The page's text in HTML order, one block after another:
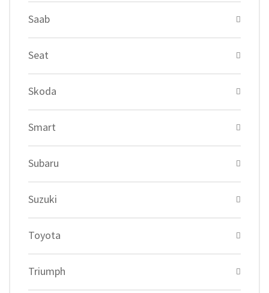
Saab
Seat
Skoda
Smart
Subaru
Suzuki
Toyota
Triumph